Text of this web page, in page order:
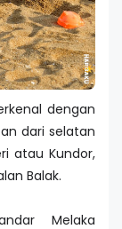
dengan
dari selatan
atau Kundor,
Balak.
Melaka